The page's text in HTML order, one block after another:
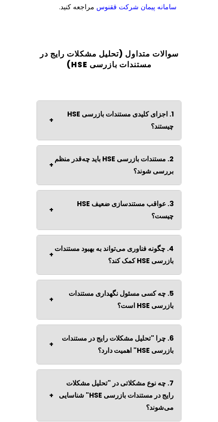
سامانه پیمان شرکت ققنوس مراجعه کنید.
سوالات متداول (تحلیل مشکلات رایج در
مستندات بازرسی HSE
)
1. اجزای کلیدی مستندات بازرسی HSE
چیستند؟
+
2. مستندات بازرسی HSE باید چه‌قدر منظم
بررسی شوند؟
+
3. عواقب مستندسازی ضعیف HSE
چیست؟
+
4. چگونه فناوری می‌تواند به بهبود مستندات
بازرسی HSE کمک کند؟
+
5. چه کسی مسئول نگهداری مستندات
بازرسی HSE است؟
+
6. چرا "تحلیل مشکلات رایج در مستندات
بازرسی HSE" اهمیت دارد؟
+
7. چه نوع مشکلاتی در "تحلیل مشکلات
رایج در مستندات بازرسی HSE" شناسایی
می‌شوند؟
+